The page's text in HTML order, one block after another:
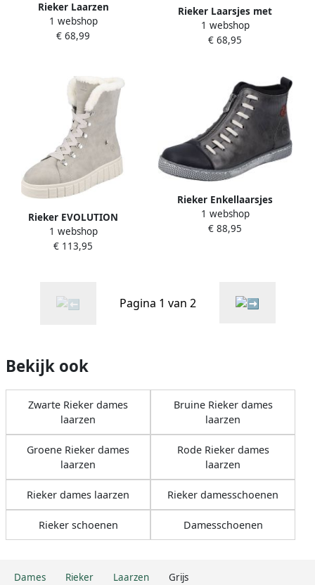
Dames Rieker Laarzen Grijs
Rieker Laarzen
1 webshop
€ 68,99
Rieker Laarsjes met
praktische ritssluiting aan
de binnenkant
1 webshop
€ 68,95
Rieker EVOLUTION
Winterlaarzen met
lamswollen voering
1 webshop
€ 113,95
Rieker Enkellaarsjes
1 webshop
€ 88,95
Pagina 1 van 2
Bekijk ook
Zwarte Rieker dames
laarzen
Bruine Rieker dames
laarzen
Groene Rieker dames
laarzen
Rode Rieker dames
laarzen
Rieker dames laarzen Rieker damesschoenen
Rieker schoenen Damesschoenen